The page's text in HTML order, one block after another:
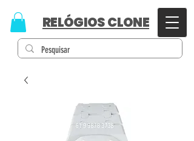
RELÓGIOS CLONE